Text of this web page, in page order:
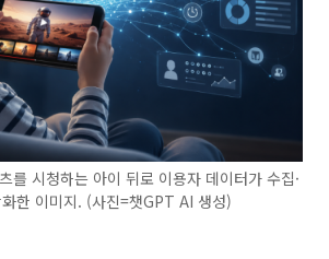
를 시청하는 아이 뒤로 이용자 데이터가 수집·
한 이미지. (사진=챗GPT AI 생성)